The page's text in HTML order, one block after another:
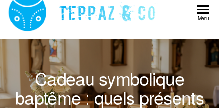
Skip
content
Teppaz
& Co
Menu
Cadeau symbolique
baptême : quels présents